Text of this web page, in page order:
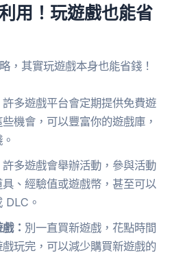
用！玩遊戲也能省
，其實玩遊戲本身也能省錢！
許多遊戲平台會定期提供免費遊
機會，可以豐富你的遊戲庫，
許多遊戲會舉辦活動，參與活動
、經驗值或遊戲幣，甚至可以
DLC。
： 別一直買新遊戲，花點時間
玩完，可以減少購買新遊戲的